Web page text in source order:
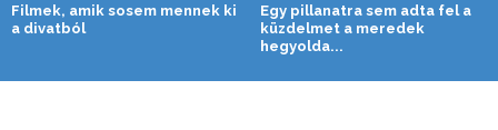
Filmek, amik sosem mennek ki
a divatból
Egy pillanatra sem adta fel a
küzdelmet a meredek
hegyolda...